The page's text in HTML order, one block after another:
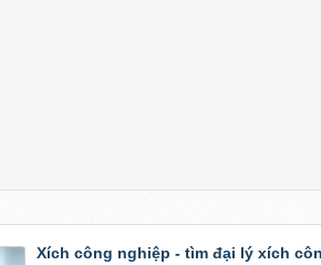
Xích công nghiệp - tìm đại lý xích